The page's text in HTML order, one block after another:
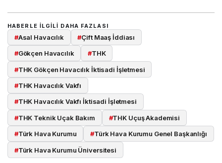
HABERLE ILGILI DAHA FAZLASI
#Asal Havacılık #Çift Maaş İddiası
#Gökçen Havacılık #THK
#THK Gökçen Havacılık İktisadi İşletmesi
#THK Havacılık Vakfı
#THK Havacılık Vakfı İktisadi İşletmesi
#THK Teknik Uçak Bakım #THK Uçuş Akademisi
#Türk Hava Kurumu #Türk Hava Kurumu Genel Başkanlığı
#Türk Hava Kurumu Üniversitesi